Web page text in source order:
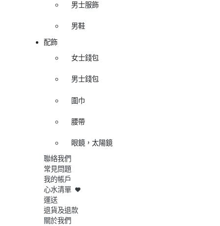
男士服飾
男鞋
配飾
女士錢包
男士錢包
圍巾
腰帶
眼鏡，太陽鏡
聯絡我們
常見問題
我的帳戶
心水清單
運送
退貨及退款
關於我們